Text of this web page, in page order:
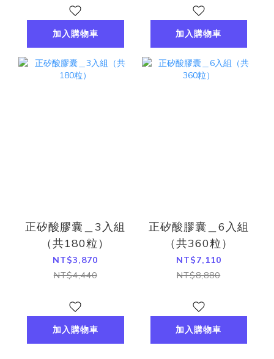
加入購物車 加入購物車
正矽酸膠囊＿3入組
（共180粒）
NT$3,870
NT$4,440
加入購物車
正矽酸膠囊＿6入組
（共360粒）
NT$7,110
NT$8,880
加入購物車